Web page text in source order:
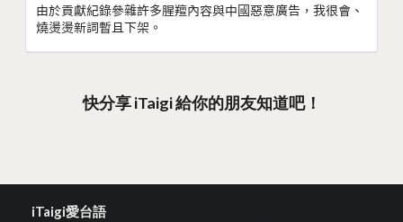
由於貢獻紀錄參雜許多腥羶內容與中國惡意廣告，我很會、
燒燙燙新詞暫且下架。
快分享 iTaigi 給你的朋友知道吧！
iTaigi愛台語